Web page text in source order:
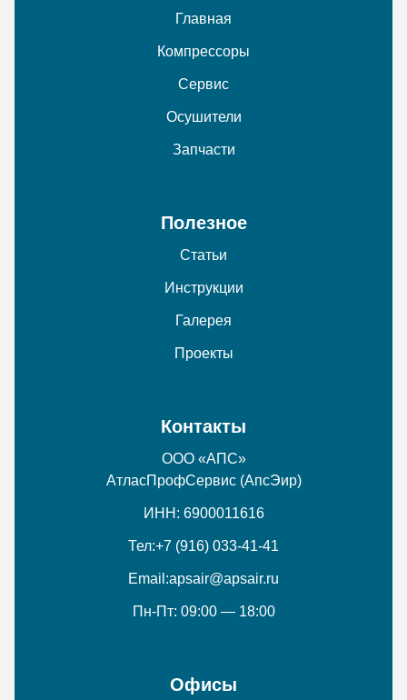
Главная
Компрессоры
Сервис
Осушители
Запчасти
Полезное
Статьи
Инструкции
Галерея
Проекты
Контакты
ООО «АПС»
АтласПрофСервис (АпсЭир)
ИНН: 6900011616
Тел:+7 (916) 033-41-41
Email:apsair@apsair.ru
Пн-Пт: 09:00 — 18:00
Офисы